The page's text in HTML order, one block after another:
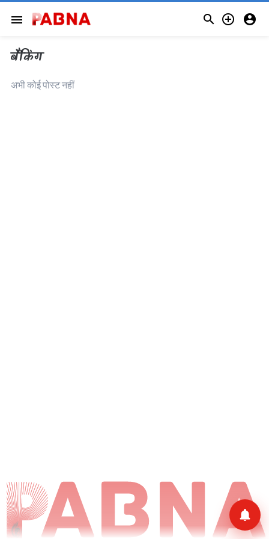
menu   
बैंकिंग
अभी कोई पोस्ट नहीं